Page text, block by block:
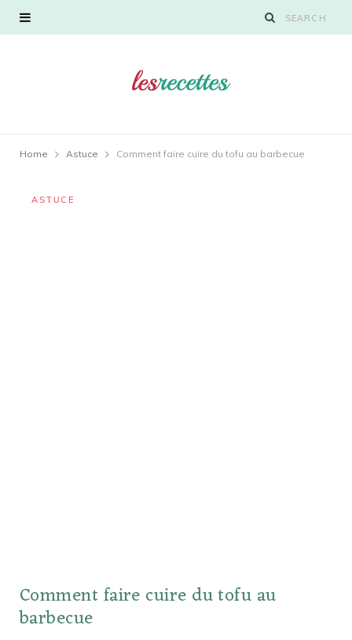
Home Astuce Comment faire cuire du tofu au barbecue
ASTUCE
Comment faire cuire du tofu au
barbecue